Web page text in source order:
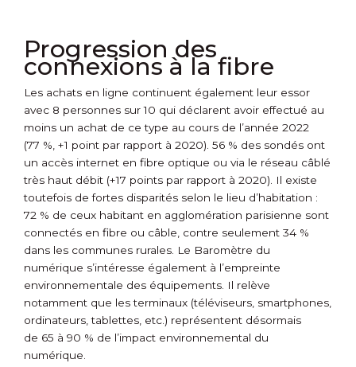
Progression des
connexions à la fibre
Les achats en ligne continuent également leur essor
avec 8 personnes sur 10 qui déclarent avoir effectué au
moins un achat de ce type au cours de l’année 2022
(77 %, +1 point par rapport à 2020). 56 % des sondés ont
un accès internet en fibre optique ou via le réseau câblé
très haut débit (+17 points par rapport à 2020). Il existe
toutefois de fortes disparités selon le lieu d’habitation :
72 % de ceux habitant en agglomération parisienne sont
connectés en fibre ou câble, contre seulement 34 %
dans les communes rurales. Le Baromètre du
numérique s’intéresse également à l’empreinte
environnementale des équipements. Il relève
notamment que les terminaux (téléviseurs, smartphones,
ordinateurs, tablettes, etc.) représentent désormais
de 65 à 90 % de l’impact environnemental du
numérique.